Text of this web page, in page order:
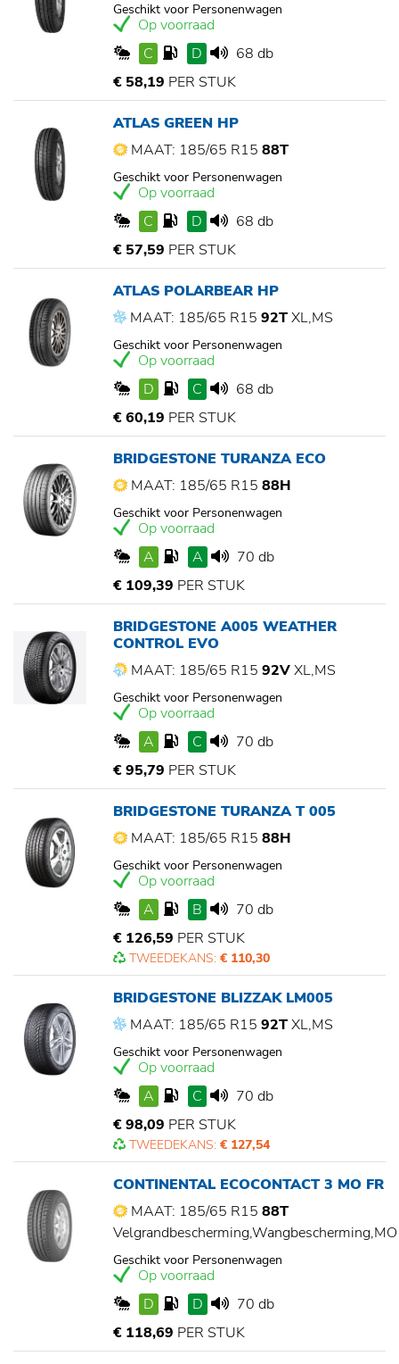
Geschikt voor Personenwagen
Op voorraad
C
D
68 db
€ 58,19 PER STUK
ATLAS GREEN HP
MAAT: 185/65 R15 88T
Geschikt voor Personenwagen
Op voorraad
C
D
68 db
€ 57,59 PER STUK
ATLAS POLARBEAR HP
MAAT: 185/65 R15 92TXL,MS
Geschikt voor Personenwagen
Op voorraad
D
C
68 db
€ 60,19 PER STUK
BRIDGESTONE TURANZA ECO
MAAT: 185/65 R15 88H
Geschikt voor Personenwagen
Op voorraad
A
A
70 db
€ 109,39 PER STUK
BRIDGESTONE A005 WEATHER
CONTROL EVO
MAAT: 185/65 R15 92VXL,MS
Geschikt voor Personenwagen
Op voorraad
A
C
70 db
€ 95,79 PER STUK
BRIDGESTONE TURANZA T 005
MAAT: 185/65 R15 88H
Geschikt voor Personenwagen
Op voorraad
A
B
70 db
€ 126,59 PER STUK
TWEEDEKANS: € 110,30
BRIDGESTONE BLIZZAK LM005
MAAT: 185/65 R15 92TXL,MS
Geschikt voor Personenwagen
Op voorraad
A
C
70 db
€ 98,09 PER STUK
TWEEDEKANS: € 127,54
CONTINENTAL ECOCONTACT 3 MO FR
MAAT: 185/65 R15 88T
Velgrandbescherming,Wangbescherming,MO
Geschikt voor Personenwagen
Op voorraad
D
D
70 db
€ 118,69 PER STUK